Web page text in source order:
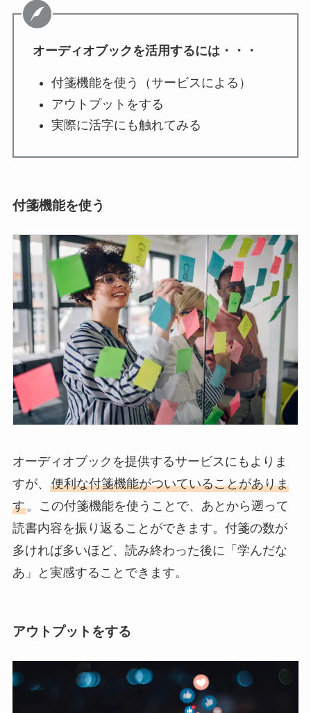
オーディオブックを活用するには・・・
付箋機能を使う（サービスによる）
アウトプットをする
実際に活字にも触れてみる
付箋機能を使う
オーディオブックを提供するサービスにもよりま
すが、 便利な付箋機能がついていることがありま
す。この付箋機能を使うことで、あとから遡って
読書内容を振り返ることができます。付箋の数が
多ければ多いほど、読み終わった後に「学んだな
あ」と実感することできます。
アウトプットをする